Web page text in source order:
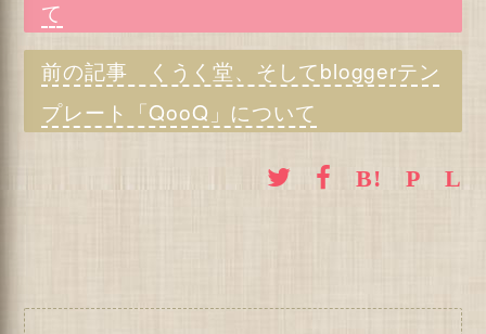
て
くうく堂、そしてbloggerテン
プレート「QooQ」について